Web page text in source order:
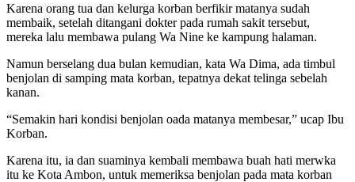
Karena orang tua dan kelurga korban berfikir matanya sudah
membaik, setelah ditangani dokter pada rumah sakit tersebut,
mereka lalu membawa pulang Wa Nine ke kampung halaman.
Namun berselang dua bulan kemudian, kata Wa Dima, ada timbul
benjolan di samping mata korban, tepatnya dekat telinga sebelah
kanan.
“Semakin hari kondisi benjolan oada matanya membesar,” ucap Ibu
Korban.
Karena itu, ia dan suaminya kembali membawa buah hati merwka
itu ke Kota Ambon, untuk memeriksa benjolan pada mata korban